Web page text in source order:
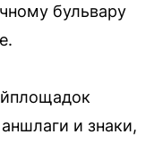
бульвару
и знаки,